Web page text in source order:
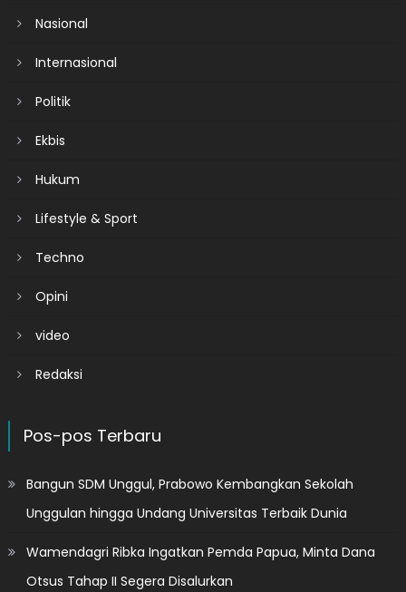
Nasional
Internasional
Politik
Ekbis
Hukum
Lifestyle & Sport
Techno
Opini
video
Redaksi
Pos-pos Terbaru
Bangun SDM Unggul, Prabowo Kembangkan Sekolah
Unggulan hingga Undang Universitas Terbaik Dunia
Wamendagri Ribka Ingatkan Pemda Papua, Minta Dana
Otsus Tahap II Segera Disalurkan